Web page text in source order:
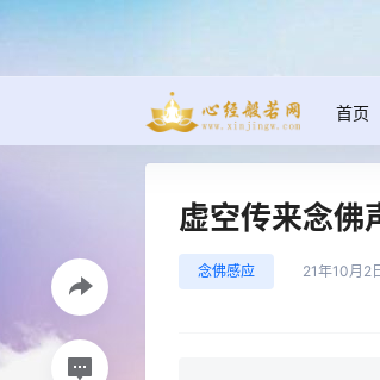
首页
虚空传来念佛
念佛感应 21年10月2